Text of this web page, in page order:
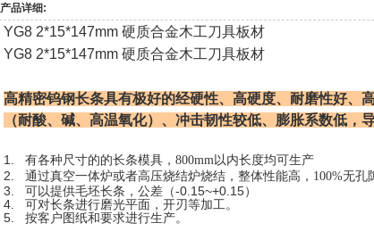
产品详细:
YG8 2*15*147mm 硬质合金木工刀具板材
YG8 2*15*147mm 硬质合金木工刀具板材
高精密钨钢长条具有极好的经硬性、高硬度、耐磨性好、
（耐酸、碱、高温氧化）、 冲击韧性较低、膨胀系数低，
1. 有各种尺寸的的长条模具，800mm以内长度均可生产
2. 通过真空一体炉或者高压烧结炉烧结，整体性能高，100%无孔
3. 可以提供毛坯长条，公差（-0.15~+0.15）
4. 可对长条进行磨光平面，开刃等加工。
5. 按客户图纸和要求进行生产。